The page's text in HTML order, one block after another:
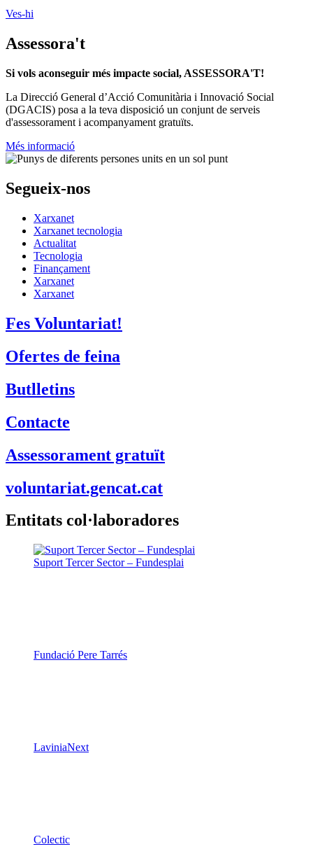
Ves-hi
Assessora't
Si vols aconseguir més impacte social, ASSESSORA'T!
La Direcció General d’Acció Comunitària i Innovació Social
(DGACIS) posa a la teva disposició un conjunt de serveis
d'assessorament i acompanyament gratuïts.
Més informació
Segueix-nos
Xarxanet
Xarxanet tecnologia
Actualitat
Tecnologia
Finançament
Xarxanet
Xarxanet
Fes Voluntariat!
Ofertes de feina
Butlletins
Contacte
Assessorament gratuït
voluntariat.gencat.cat
Entitats col·laboradores
Suport Tercer Sector – Fundesplai
Fundació Pere Tarrés
LaviniaNext
Colectic